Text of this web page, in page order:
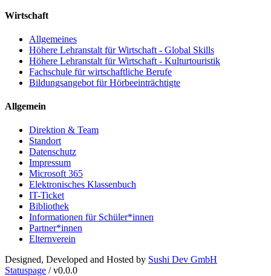
Wirtschaft
Allgemeines
Höhere Lehranstalt für Wirtschaft - Global Skills
Höhere Lehranstalt für Wirtschaft - Kulturtouristik
Fachschule für wirtschaftliche Berufe
Bildungsangebot für Hörbeeinträchtigte
Allgemein
Direktion & Team
Standort
Datenschutz
Impressum
Microsoft 365
Elektronisches Klassenbuch
IT-Ticket
Bibliothek
Informationen für Schüler*innen
Partner*innen
Elternverein
Designed, Developed and Hosted by Sushi Dev GmbH
Statuspage / v0.0.0